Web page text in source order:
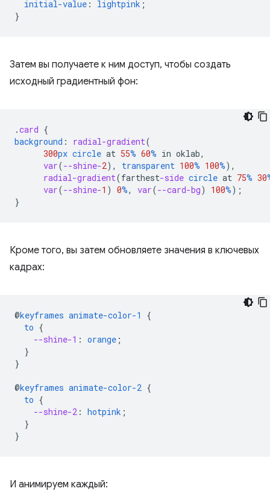
initial-value : lightpink ;
}
Затем вы получаете к ним доступ, чтобы создать
исходный градиентный фон:
.card {
background : radial-gradient(
300px circle at 55% 60% in oklab,
var(--shine-2), transparent 100% 100%),
radial-gradient(farthest-side circle at 75% 30
var(--shine-1 ) 0%, var(--card-bg) 100%);
}
Кроме того, вы затем обновляете значения в ключевых
кадрах:
@keyframes animate-color-1
{
to {
--shine-1 : orange ;
}
}
@keyframes animate-color-2 {
to {
--shine-2 : hotpink ;
}
}
И анимируем каждый: